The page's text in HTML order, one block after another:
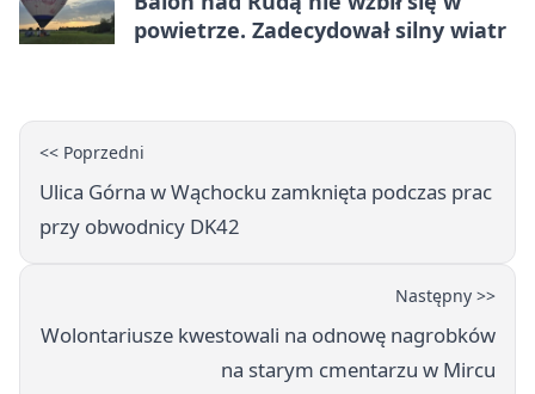
powietrze. Zadecydował silny wiatr
<< Poprzedni
Ulica Górna w Wąchocku zamknięta podczas prac
przy obwodnicy DK42
Następny >>
Wolontariusze kwestowali na odnowę nagrobków
na starym cmentarzu w Mircu